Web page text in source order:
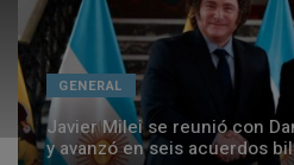
GENERAL
Javier Milei se reunió con
y avanzó en seis acuerdos